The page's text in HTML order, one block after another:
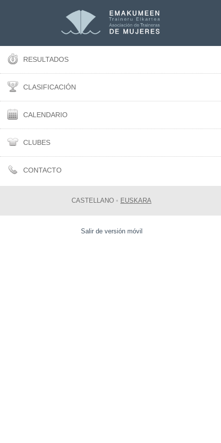
RESULTADOS
CLASIFICACIÓN
CALENDARIO
CLUBES
CONTACTO
CASTELLANO • EUSKARA
Salir de versión móvil